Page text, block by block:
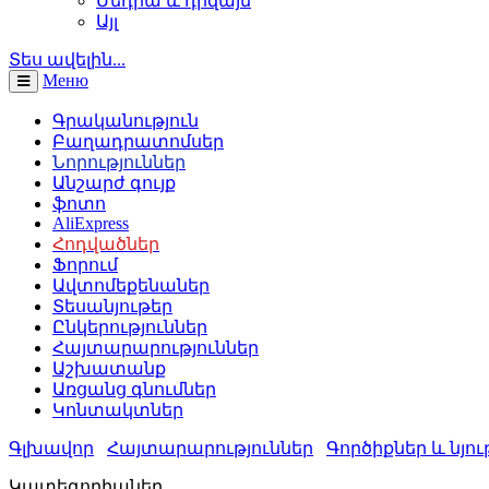
Այլ
Տես ավելին...
Меню
Գրականություն
Բաղադրատոմսեր
Նորություններ
Անշարժ գույք
ֆոտո
AliExpress
Հոդվածներ
Ֆորում
Ավտոմեքենաներ
Տեսանյութեր
Ընկերություններ
Հայտարարություններ
Աշխատանք
Առցանց գնումներ
Կոնտակտներ
Գլխավոր
Հայտարարություններ Գործիքներ և